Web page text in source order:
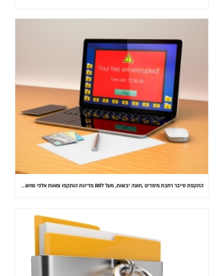
התקפת סייבר רחבת מימדים ,חוצה יבשות, מעל ל100 מדינות הותקפו ומאות אלפי מחשבים נדבקו